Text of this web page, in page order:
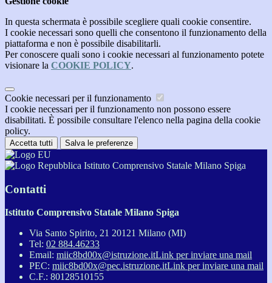
In questa schermata è possibile scegliere quali cookie consentire.
I cookie necessari sono quelli che consentono il funzionamento della
piattaforma e non è possibile disabilitarli.
Per conoscere quali sono i cookie necessari al funzionamento potete
visionare la COOKIE POLICY.
Cookie necessari per il funzionamento
I cookie necessari per il funzionamento non possono essere
disabilitati. È possibile consultare l'elenco nella pagina della cookie
policy.
Accetta tutti Salva le preferenze
Istituto Comprensivo Statale Milano Spiga
Contatti
Istituto Comprensivo Statale Milano Spiga
Via Santo Spirito, 21 20121 Milano (MI)
Tel: 02 884.46233
Email: miic8bd00x@istruzione.itLink per inviare una mail
PEC: miic8bd00x@pec.istruzione.itLink per inviare una mail
C.F.: 80128510155